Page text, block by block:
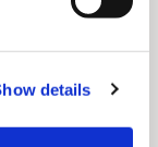
details